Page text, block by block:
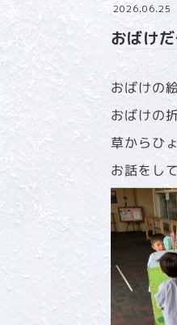
2026.06.25
おばけ
おばけの
おばけの
草からひ
お話をし